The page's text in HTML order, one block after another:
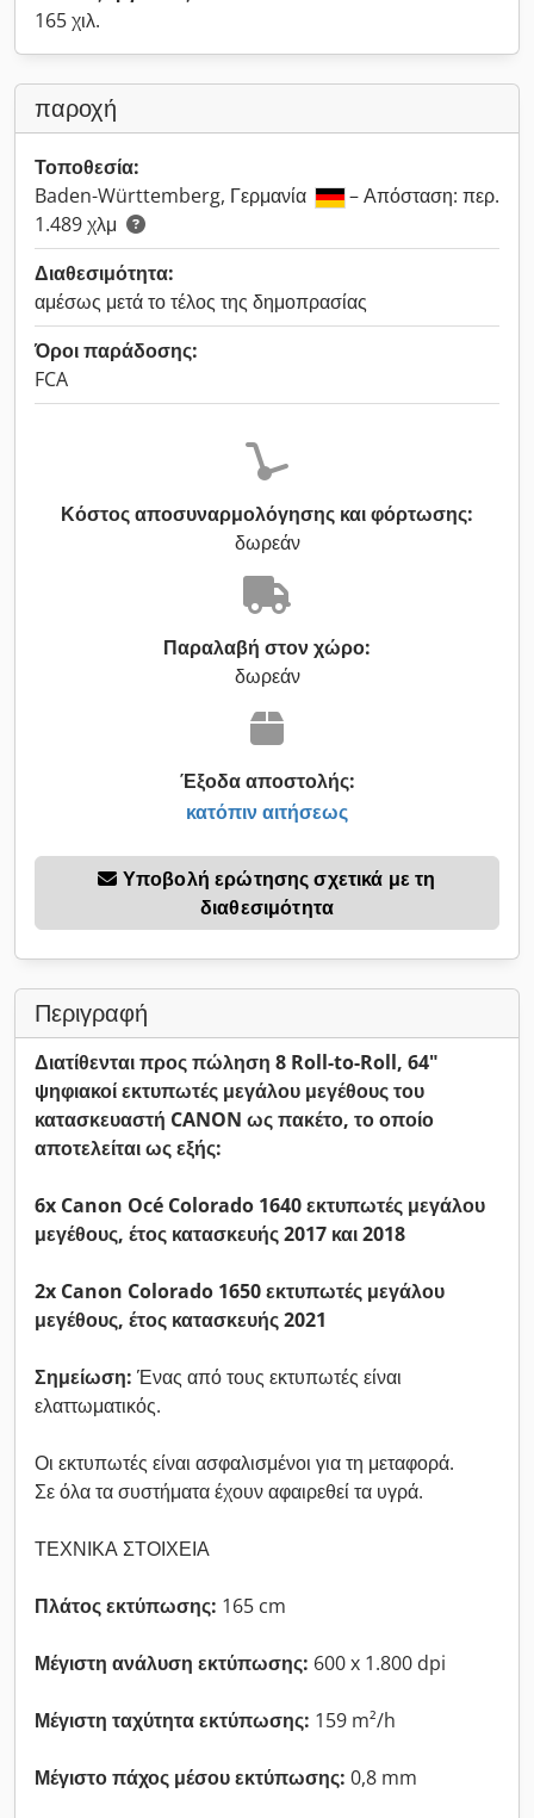
165 χιλ.
παροχή
Τοποθεσία:
Baden-Württemberg, Γερμανία
– Απόσταση: περ.
1.489 χλμ
Διαθεσιμότητα:
αμέσως μετά το τέλος της δημοπρασίας
Όροι παράδοσης:
FCA
Κόστος αποσυναρμολόγησης και φόρτωσης:
δωρεάν
Παραλαβή στον χώρο:
δωρεάν
Έξοδα αποστολής:
κατόπιν αιτήσεως
διαθεσιμότητα
Περιγραφή
Διατίθενται προς πώληση 8 Roll-to-Roll, 64"
ψηφιακοί εκτυπωτές μεγάλου μεγέθους του
κατασκευαστή CANON ως πακέτο, το οποίο
αποτελείται ως εξής:
6x Canon Océ Colorado 1640 εκτυπωτές μεγάλου
μεγέθους, έτος κατασκευής 2017 και 2018
2x Canon Colorado 1650 εκτυπωτές μεγάλου
μεγέθους, έτος κατασκευής 2021
Σημείωση: Ένας από τους εκτυπωτές είναι
ελαττωματικός.
Οι εκτυπωτές είναι ασφαλισμένοι για τη μεταφορά.
Σε όλα τα συστήματα έχουν αφαιρεθεί τα υγρά.
ΤΕΧΝΙΚΑ ΣΤΟΙΧΕΙΑ
Πλάτος εκτύπωσης: 165 cm
Μέγιστη ανάλυση εκτύπωσης: 600 x 1.800 dpi
Μέγιστη ταχύτητα εκτύπωσης: 159 m²/h
Μέγιστο πάχος μέσου εκτύπωσης: 0,8 mm